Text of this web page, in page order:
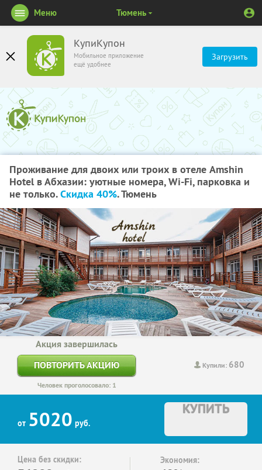
КупиКупон
Мобильное приложение
ещё удобнее
Загрузить
Меню Тюмень
Проживание для двоих или троих в отеле Amshin
Hotel в Абхазии: уютные номера, Wi-Fi, парковка и
не только.Скидка 40%. Тюмень
Купили: 680
Акция завершилась
ПОВТОРИТЬ АКЦИЮ
Человек проголосовало: 1
от 5020 руб.
КУПИТЬ
Цена без скидки: Экономия: